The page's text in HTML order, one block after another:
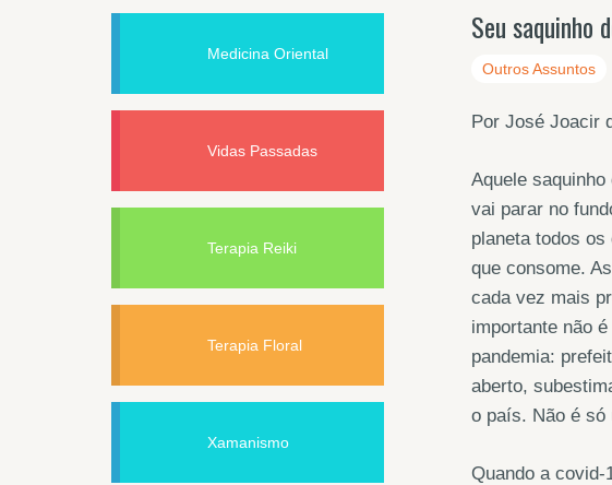
Seu saquinho
Outros Assuntos
Por José Joacir
Aquele
vai parar no
planeta todos
que consome.
cada vez mais
importante não
pandemia:
aberto,
o país. Não é só
Quando a covid-
Medicina Oriental
Vidas Passadas
Terapia Reiki
Terapia Floral
Xamanismo